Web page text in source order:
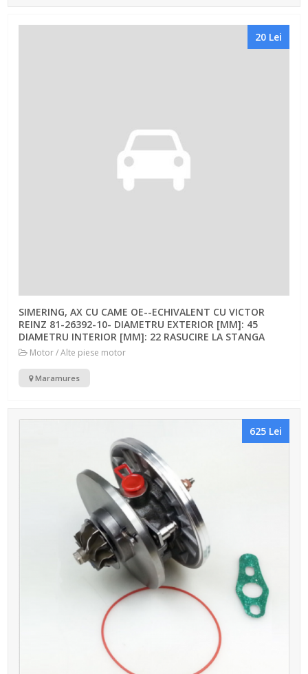
20 Lei
SIMERING, AX CU CAME OE--ECHIVALENT CU VICTOR
REINZ 81-26392-10- DIAMETRU EXTERIOR [MM]: 45
DIAMETRU INTERIOR [MM]: 22 RASUCIRE LA STANGA
Motor / Alte piese motor
Maramures
625 Lei